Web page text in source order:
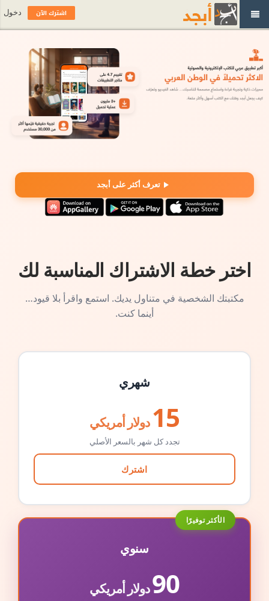
تعرف أكثر على أبجد
اختر خطة الاشتراك المناسبة لك
مكتبتك الشخصية في متناول يديك. استمع واقرأ بلا قيود…
أينما كنت.
شهري
15 دولار أمريكي
تجدد كل شهر بالسعر الأصلي
اشترك
الأكثر توفيرًا
سنوي
90دولار أمريكي
اشترك الآن دخول